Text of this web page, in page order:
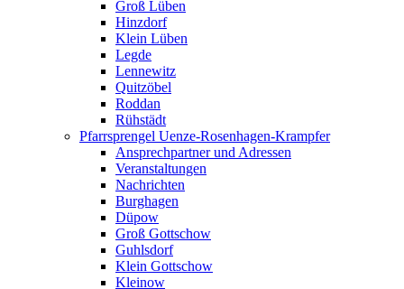
Groß Lüben
Hinzdorf
Klein Lüben
Legde
Lennewitz
Quitzöbel
Roddan
Rühstädt
Pfarrsprengel Uenze-Rosenhagen-Krampfer
Ansprechpartner und Adressen
Veranstaltungen
Nachrichten
Burghagen
Düpow
Groß Gottschow
Guhlsdorf
Klein Gottschow
Kleinow